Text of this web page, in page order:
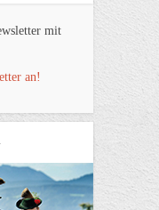
mit
an!